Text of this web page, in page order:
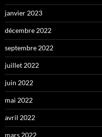
janvier 2023
décembre 2022
septembre 2022
juillet 2022
juin 2022
mai 2022
avril 2022
mars 2022